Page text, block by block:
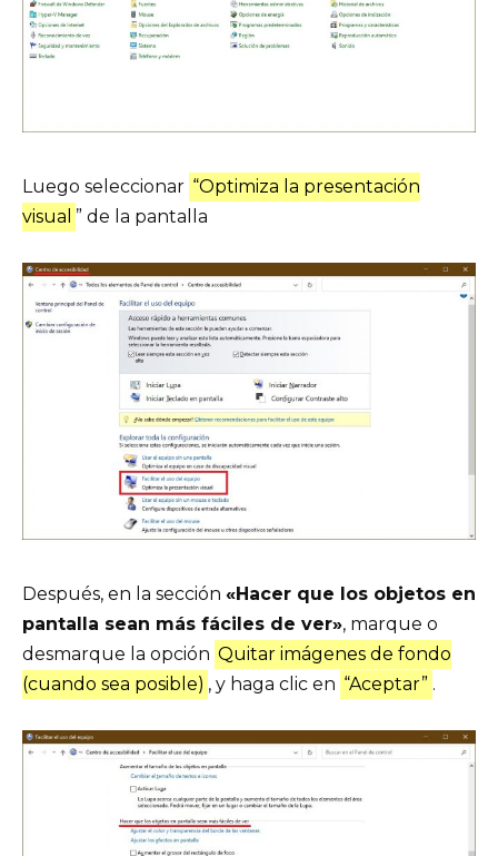
Luego seleccionar “Optimiza la presentación
visual ” de la pantalla
Después, en la sección «Hacer que los objetos en
pantalla sean más fáciles de ver», marque o
desmarque la opción Quitar imágenes de fondo
(cuando sea posible) , y haga clic en “Aceptar” .